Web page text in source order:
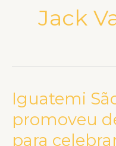
Jack
Iguatemi
promoveu
para
Iguatemi
Paulo
promoveu